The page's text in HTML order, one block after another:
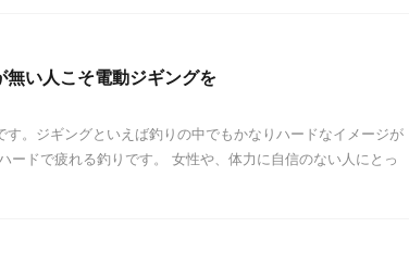
い人こそ電動ジギングを
す。ジギングといえば釣りの中でもかなりハードなイメージが
ードで疲れる釣りです。 女性や、体力に自信のない人にとっ